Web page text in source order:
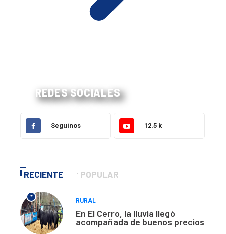
REDES SOCIALES
Seguinos 12.5 k
RECIENTE POPULAR
*
RURAL
En El Cerro, la lluvia llegó
acompañada de buenos precios